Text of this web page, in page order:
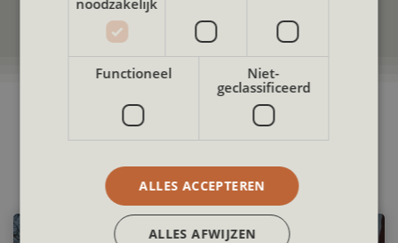
Twee manieren van reizen
noodzakelijk
Functioneel
Niet-
geclassificeerd
ALLES ACCEPTEREN
ALLES AFWIJZEN